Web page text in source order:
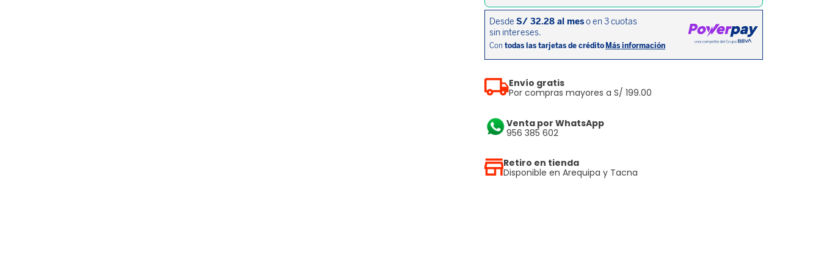
Envío gratis
Por compras mayores a S/ 199.00
Venta por WhatsApp
956 385 602
Retiro en tienda
Disponible en Arequipa y Tacna